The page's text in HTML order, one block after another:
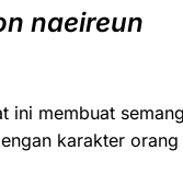
naeireun
ini membuat
karakter orang